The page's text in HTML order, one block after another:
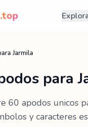
Jarmila
para
60 apodos unicos
y caracteres